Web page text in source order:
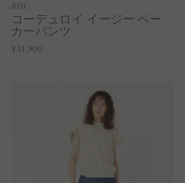
RHC
コーデュロイ イージー ベー
カーパンツ
¥31,900